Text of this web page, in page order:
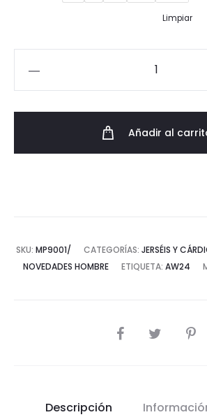
Limpiar
Añadir al
SKU: MP9001/ CATEGORÍAS: JERSÉIS Y
NOVEDADES HOMBRE
ETIQUETA: AW24
COMPARTIR
Descripción